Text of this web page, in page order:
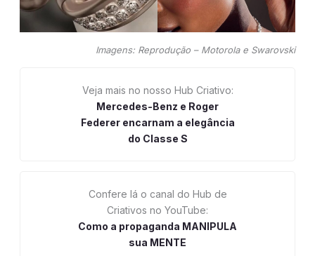
Imagens: Reprodução – Motorola e Swarovski
Veja mais no nosso Hub Criativo:
Mercedes-Benz e Roger
Federer encarnam a elegância
do Classe S
Confere lá o canal do Hub de
Criativos no YouTube:
Como a propaganda MANIPULA
sua MENTE